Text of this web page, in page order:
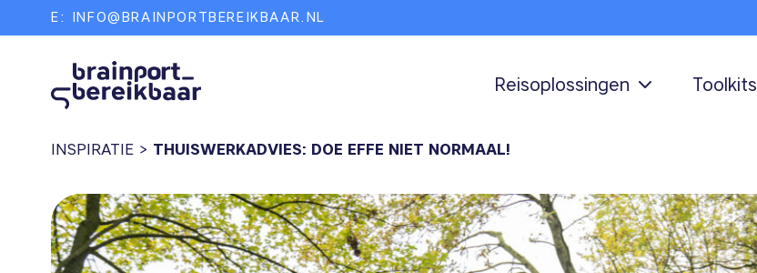
E: INFO@BRAINPORTBEREIKBAAR.NL
Reisoplossingen Toolkits
INSPIRATIE > THUISWERKADVIES: DOE EFFE NIET NORMAAL!